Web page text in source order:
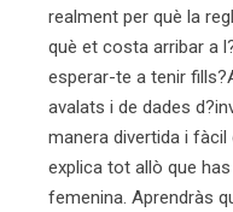
realment per què la
què et costa arribar a
esperar-te a tenir
avalats i de dades
manera divertida i fàcil
explica tot allò que
femenina. Aprendràs